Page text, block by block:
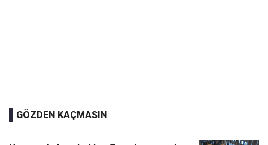
GÖZDEN KAÇMASIN